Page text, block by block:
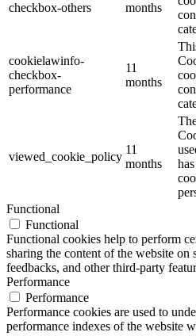
checkbox-others
months
cookielawinfo-
checkbox-
performance
11
months
viewed_cookie_policy
11
months
Functional
Functional
Functional cookies help to perform
sharing the content of the website
feedbacks, and other third-party
Performance
Performance
Performance cookies are used to
performance indexes of the website